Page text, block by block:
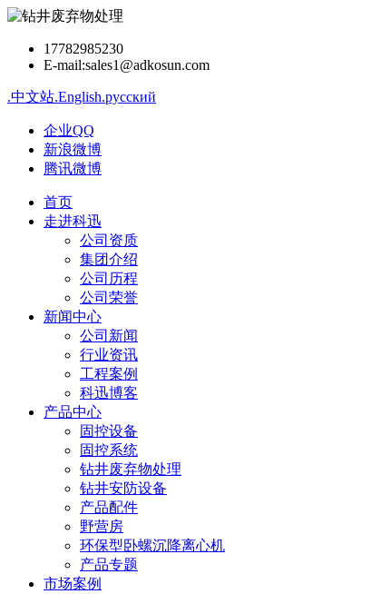
17782985230
E-mail:sales1@adkosun.com
.中文站.English.русский
企业QQ
新浪微博
腾讯微博
首页
走进科迅
公司资质
集团介绍
公司历程
公司荣誉
新闻中心
公司新闻
行业资讯
工程案例
科迅博客
产品中心
固控设备
固控系统
钻井废弃物处理
钻井安防设备
产品配件
野营房
环保型卧螺沉降离心机
产品专题
市场案例